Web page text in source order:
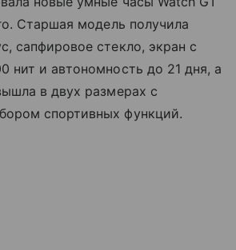
Старшая модель получила
сапфировое стекло, экран с
нит и автономность до 21 дня, а
в двух размерах с
спортивных функций.